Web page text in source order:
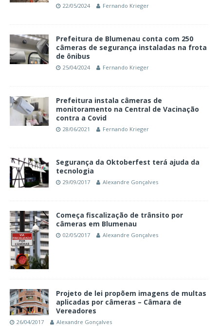
22/05/2024 Fernando Krieger
Prefeitura de Blumenau conta com 250
câmeras de segurança instaladas na frota
de ônibus
25/04/2024 Fernando Krieger
Prefeitura instala câmeras de
monitoramento na Central de Vacinação
contra a Covid
28/06/2021 Fernando Krieger
Segurança da Oktoberfest terá ajuda da
tecnologia
29/09/2017 Alexandre Gonçalves
Começa fiscalização de trânsito por
câmeras em Blumenau
02/05/2017 Alexandre Gonçalves
Projeto de lei propõem imagens de multas
aplicadas por câmeras – Câmara de
Vereadores
26/04/2017 Alexandre Gonçalves